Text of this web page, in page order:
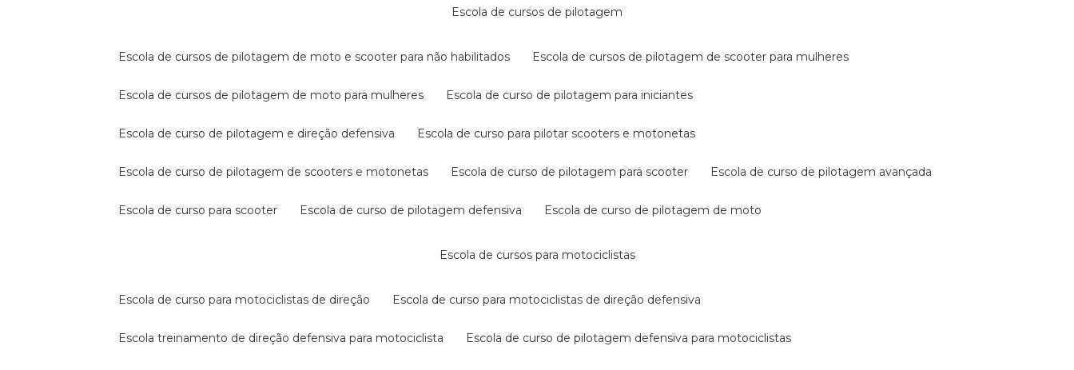
escola de cursos de pilotagem
escola de cursos de pilotagem de moto e scooter para não habilitados escola de cursos de pilotagem de scooter para mulheres
escola de cursos de pilotagem de moto para mulheres escola de curso de pilotagem para iniciantes
escola de curso de pilotagem e direção defensiva escola de curso para pilotar scooters e motonetas
escola de curso de pilotagem de scooters e motonetas escola de curso de pilotagem para scooter escola de curso de pilotagem avançada
escola de curso para scooter escola de curso de pilotagem defensiva escola de curso de pilotagem de moto
escola de cursos para motociclistas
escola de curso para motociclistas de direção escola de curso para motociclistas de direção defensiva
escola treinamento de direção defensiva para motociclista escola de curso de pilotagem defensiva para motociclistas